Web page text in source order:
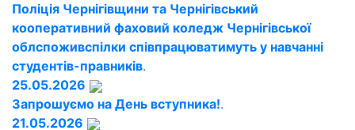
Поліція Чернігівщини та Чернігівський
кооперативний фаховий коледж Чернігівської
облспоживспілки співпрацюватимуть у навчанні
студентів-правників.
25.05.2026
Запрошуємо на День вступника!.
21.05.2026